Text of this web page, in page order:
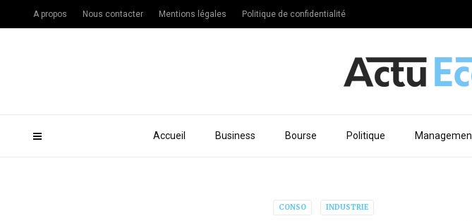
Accueil Business Bourse Politique
A propos Nous contacter Mentions légales Politique de confidentialité
CONSO INDUSTRIE